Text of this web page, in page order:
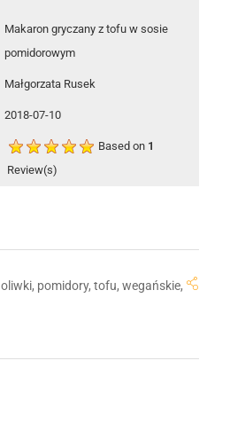
Makaron gryczany z tofu w sosie
pomidorowym
Małgorzata Rusek
2018-07-10
Based on 1
Review(s)
oliwki, pomidory, tofu, wegańskie,